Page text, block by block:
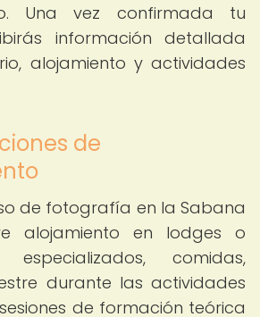
Una vez confirmada tu
información detallada
alojamiento y actividades
de
de fotografía en la Sabana
alojamiento en lodges o
especializados, comidas,
durante las actividades
de formación teórica